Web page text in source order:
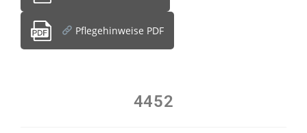
Pflegehinweise PDF
4452